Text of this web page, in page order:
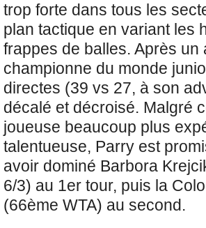
trop forte dans tous les
plan tactique en variant les
frappes de balles. Après
championne du monde
directes (39 vs 27, à son
décalé et décroisé. Malgré
joueuse beaucoup plus
talentueuse, Parry est
avoir dominé Barbora
6/3) au 1er tour, puis la
(66ème WTA) au second.